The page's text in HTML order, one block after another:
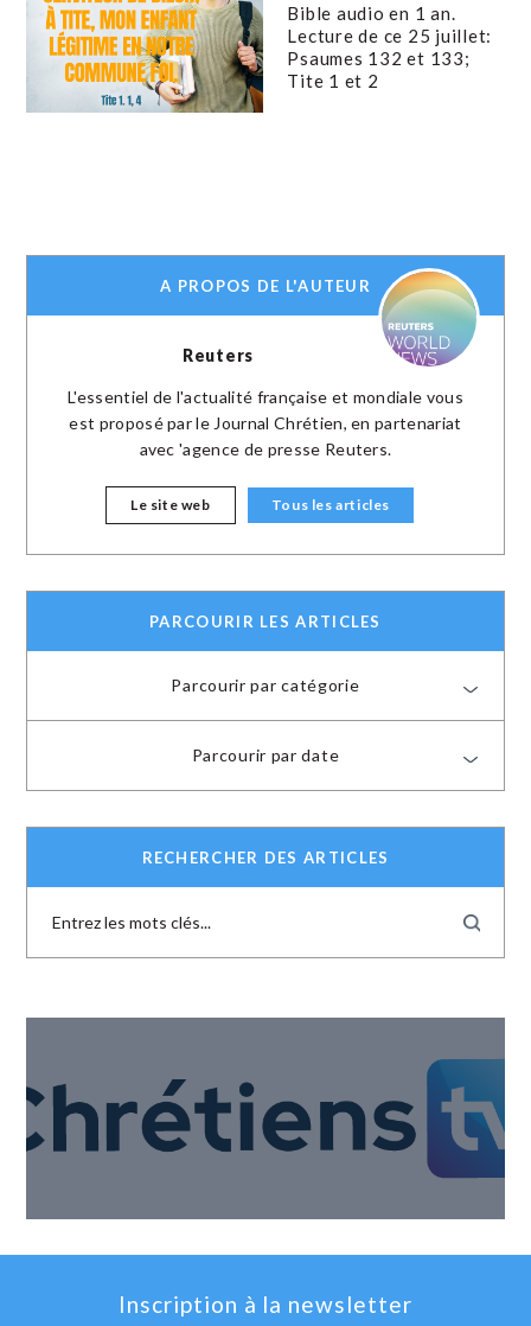
Bible audio en 1 an.
Lecture de ce 25 juillet:
Psaumes 132 et 133;
Tite 1 et 2
A PROPOS DE L'AUTEUR
Reuters
L'essentiel de l'actualité française et mondiale vous
est proposé par le Journal Chrétien, en partenariat
avec 'agence de presse Reuters.
Le site web Tous les articles
PARCOURIR LES ARTICLES
Parcourir par catégorie
Parcourir par date
RECHERCHER DES ARTICLES
Inscription à la newsletter